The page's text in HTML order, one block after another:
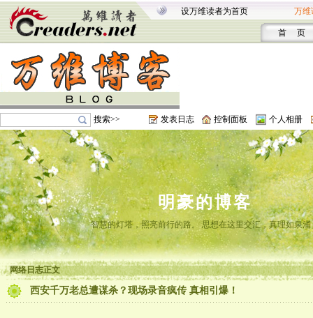
设万维读者为首页 万维
首 页
搜索>> 发表日志 控制面板 个人相册
明豪的博客
智慧的灯塔，照亮前行的路。 思想在这里交汇，真理如泉涌
网络日志正文
西安千万老总遭谋杀？现场录音疯传 真相引爆！